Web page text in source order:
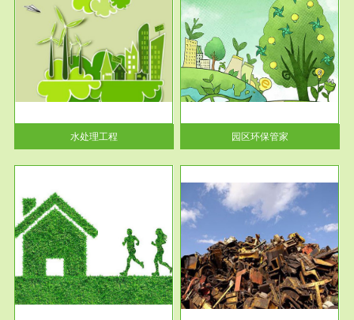
水处理工程
服务范围
园区环保管家
2016 年 4 月，环保部下发《关
于积极发挥环境保护作用促进供
给侧结...
园区环保管家
服务范围
固体危险废物处理
固体废物解释：固体废物是指人
们在生产建设、日常生活和其他